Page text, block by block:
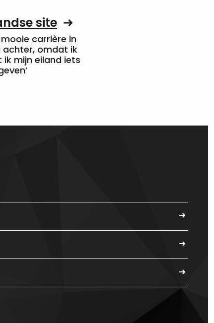
site
mooie carrière in
achter, omdat ik
mijn eiland iets